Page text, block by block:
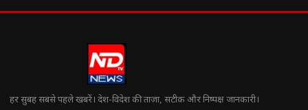
हर सुबह सबसे पहले खबरें। देश-विदेश की ताज़ा, सटीक और निष्पक्ष जानकारी।